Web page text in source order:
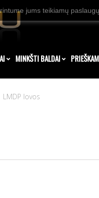
MINKŠTI BALDAI
LMDP lovos
jums teikiamų